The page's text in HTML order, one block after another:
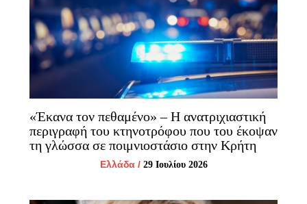
«Έκανα τον πεθαμένο» – Η ανατριχιαστική
περιγραφή του κτηνοτρόφου που του έκοψαν
τη γλώσσα σε ποιμνιοστάσιο στην Κρήτη
Ελλάδα/ 29 Ιουλίου 2026